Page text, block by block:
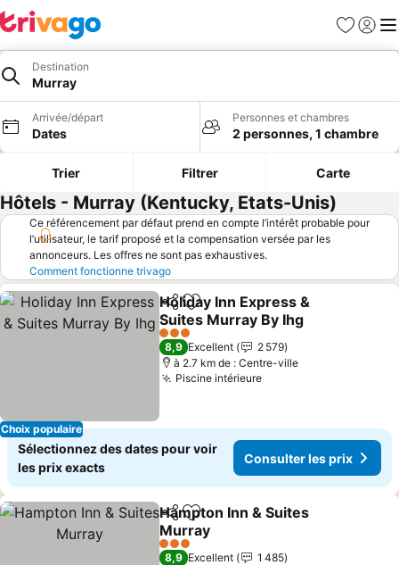
Favoris
Se
Destination
Murray
Arrivée/départ
Dates
Personnes et chambres
2 personnes, 1 chambre
Trier Filtrer Carte
Hôtels - Murray (Kentucky, Etats-Unis)
Ce référencement par défaut prend en compte l’intérêt probable pour
l’utilisateur, le tarif proposé et la compensation versée par les
annonceurs. Les offres ne sont pas exhaustives.
Comment fonctionne trivago
Choix populaire
PartagerAjouter à mes favoris
Holiday Inn Express &
Suites Murray By Ihg
Consulter les prix
3 Étoiles
8,9 Excellent
2 579
à 2.7 km de : Centre-ville
Piscine intérieureConsulter les prix
Sélectionnez des dates pour voir
les prix exacts
Consulter les prix
PartagerAjouter à mes favoris
Hampton Inn & Suites
Murray
Consulter les prix
3 Étoiles
8,9 Excellent
1 485